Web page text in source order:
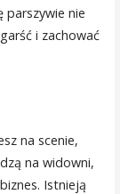
parszywie nie
i zachować
na scenie,
na widowni,
Istnieją